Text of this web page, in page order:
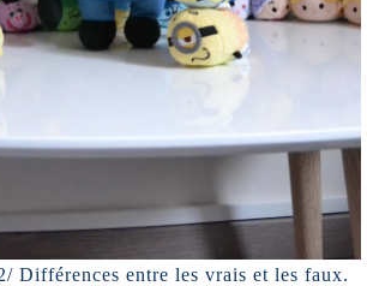
Différences entre les vrais et les faux.